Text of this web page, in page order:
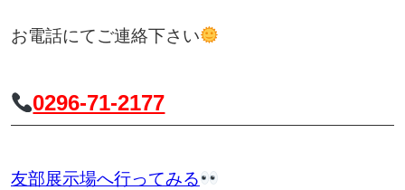
お電話にてご連絡下さい
0296-71-2177
友部展示場へ行ってみる